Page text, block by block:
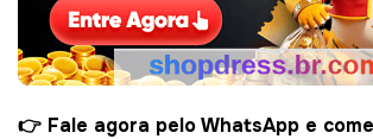
👉 Fale agora pelo WhatsApp e